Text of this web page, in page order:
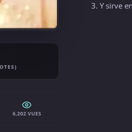
6,202 VUES
Y sirve